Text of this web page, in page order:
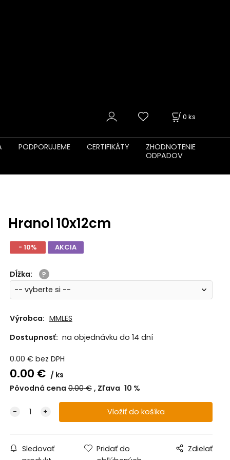
0 ks
PODPORUJEME CERTIFIKÁTY
ZHODNOTENIE
ODPADOV
Hranol 10x12cm
- 10% AKCIA
Dĺžka:
Výrobca: MMLES
Dostupnosť: na objednávku do 14 dní
0.00 € bez DPH
0.00 €
ks
Pôvodná cena 0.00€ Zľava 10 %
Sledovať
Pridať do
Zdielať